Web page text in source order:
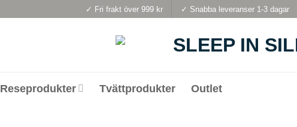
✓ Fri frakt över 999 kr ✓ Snabba leveranser 1-3 dagar
Reseprodukter Tvättprodukter Outlet